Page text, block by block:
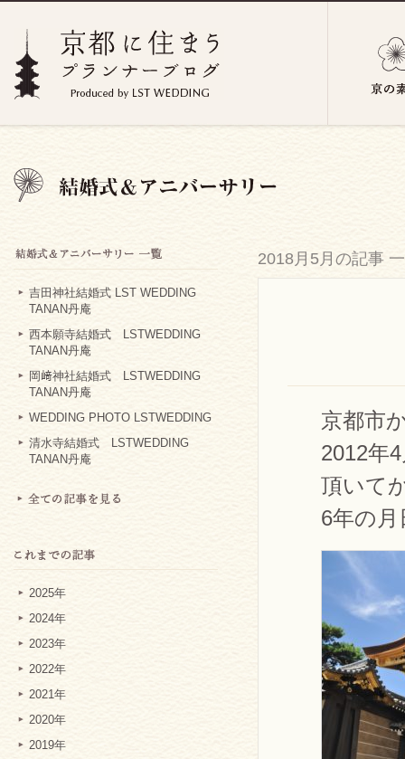
吉田神社結婚式 LST WEDDING
TANAN丹庵
西本願寺結婚式 LSTWEDDING
TANAN丹庵
岡﨑神社結婚式 LSTWEDDING
TANAN丹庵
WEDDING PHOTO LSTWEDDING
清水寺結婚式 LSTWEDDING
TANAN丹庵
2025年
2024年
2023年
2022年
2021年
2020年
2019年
2018月5月の記事
京都市
2012年
頂いて
6年の